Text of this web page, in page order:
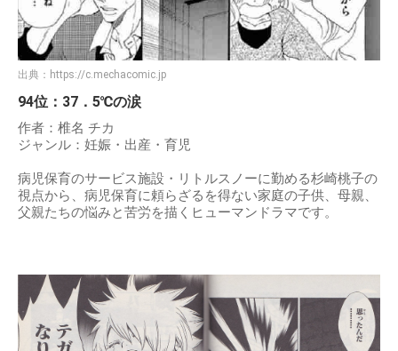
出典： https://c.mechacomic.jp
94位：37．5℃の涙
作者：椎名 チカ
ジャンル：妊娠・出産・育児
病児保育のサービス施設・リトルスノーに勤める杉崎桃子の
視点から、病児保育に頼らざるを得ない家庭の子供、母親、
父親たちの悩みと苦労を描くヒューマンドラマです。